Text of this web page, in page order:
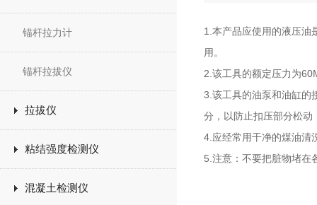
锚杆拉力计
锚杆拉拔仪
拉拔仪
粘结强度检测仪
混凝土检测仪
1.本产品应使用的液压
用。
2.该工具的额定压力为
3.该工具的油泵和油缸的
分，以防止扣压部分松动
4.应经常用干净的煤油清
5.注意：不要把脏物堵在